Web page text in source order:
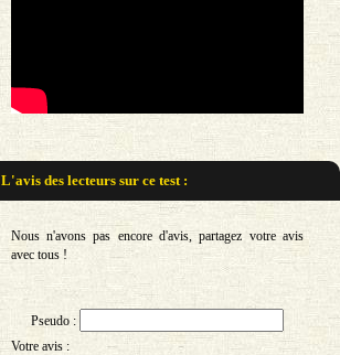
L'avis des lecteurs surce test :
Nous n'avons pas encore d'avis, partagez votre avis
avec tous !
Pseudo :
Votre avis :